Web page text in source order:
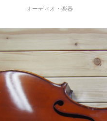
オーディオ・楽器